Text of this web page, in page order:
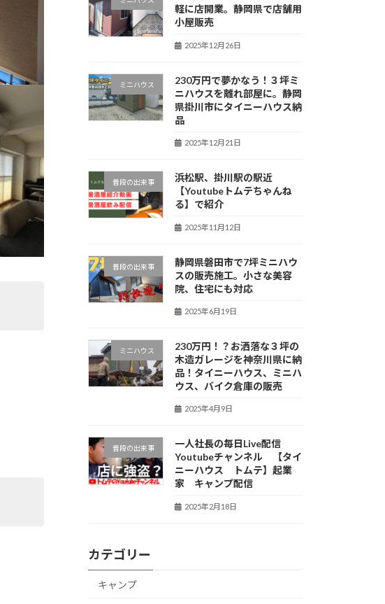
軽に店開業。静岡県で店舗用
小屋販売
2025年12月26日
ミニハウス
230万円で夢かなう！３坪ミ
ニハウスを離れ部屋に。静岡
県掛川市にタイニーハウス納
品
2025年12月21日
普段の出来事
浜松駅、掛川駅の駅近
【Youtubeトムテちゃんね
る】で紹介
2025年11月12日
普段の出来事
静岡県磐田市で7坪ミニハウ
スの販売施工。小さな美容
院、住宅にも対応
2025年6月19日
ミニハウス
230万円！？お洒落な３坪の
木造ガレージを神奈川県に納
品！タイニーハウス、ミニハ
ウス、バイク倉庫の販売
2025年4月9日
普段の出来事
一人社長の毎日Live配信
Youtubeチャンネル 【タイ
ニーハウス トムテ】起業
家 キャンプ配信
2025年2月18日
カテゴリー
キャンプ